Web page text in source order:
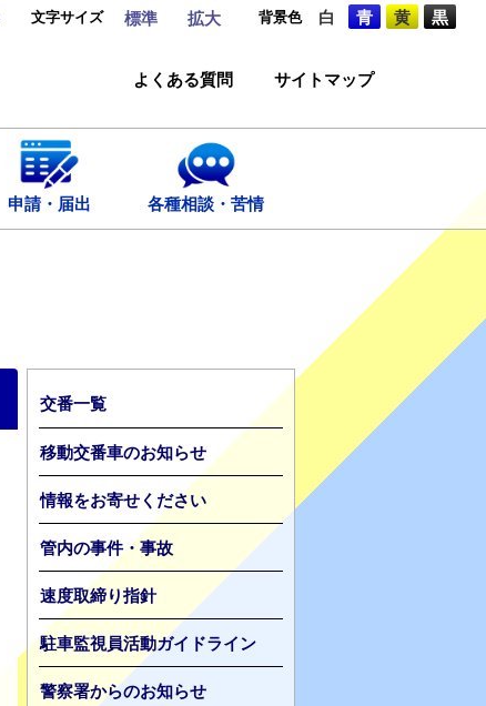
文字サイズ 標準 拡大 背景色 白 青 黄 黒
よくある質問 サイトマップ
申請・届出 各種相談・苦情
交番一覧
移動交番車のお知らせ
情報をお寄せください
管内の事件・事故
速度取締り指針
駐車監視員活動ガイドライン
警察署からのお知らせ